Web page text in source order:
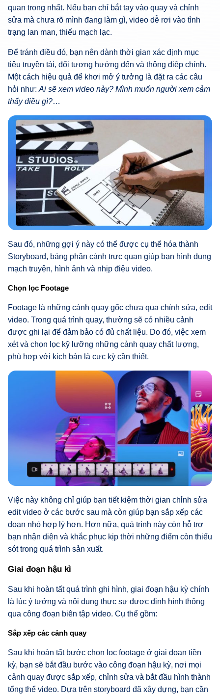
quan trọng nhất. Nếu bạn chỉ bắt tay vào quay và chỉnh
sửa mà chưa rõ mình đang làm gì, video dễ rơi vào tình
trạng lan man, thiếu mạch lạc.
Để tránh điều đó, bạn nên dành thời gian xác định mục
tiêu truyền tải, đối tượng hướng đến và thông điệp chính.
Một cách hiệu quả để khơi mở ý tưởng là đặt ra các câu
hỏi như: Ai sẽ xem video này? Mình muốn người xem cảm
thấy điều gì?…
Sau đó, những gợi ý này có thể được cụ thể hóa thành
Storyboard, bảng phân cảnh trực quan giúp bạn hình dung
mạch truyện, hình ảnh và nhịp điệu video.
Chọn lọc Footage
Footage là những cảnh quay gốc chưa qua chỉnh sửa, edit
video. Trong quá trình quay, thường sẽ có nhiều cảnh
được ghi lại để đảm bảo có đủ chất liệu. Do đó, việc xem
xét và chọn lọc kỹ lưỡng những cảnh quay chất lượng,
phù hợp với kịch bản là cực kỳ cần thiết.
Việc này không chỉ giúp bạn tiết kiệm thời gian chỉnh sửa
edit video ở các bước sau mà còn giúp bạn sắp xếp các
đoạn nhỏ hợp lý hơn. Hơn nữa, quá trình này còn hỗ trợ
bạn nhận diện và khắc phục kịp thời những điểm còn thiếu
sót trong quá trình sản xuất.
Giai đoạn hậu kì
Sau khi hoàn tất quá trình ghi hình, giai đoạn hậu kỳ chính
là lúc ý tưởng và nội dung thực sự được định hình thông
qua công đoạn biên tập video. Cụ thể gồm:
Sắp xếp các cảnh quay
Sau khi hoàn tất bước chọn lọc footage ở giai đoạn tiền
kỳ, bạn sẽ bắt đầu bước vào công đoạn hậu kỳ, nơi mọi
cảnh quay được sắp xếp, chỉnh sửa và bắt đầu hình thành
tổng thể video. Dựa trên storyboard đã xây dựng, bạn cần